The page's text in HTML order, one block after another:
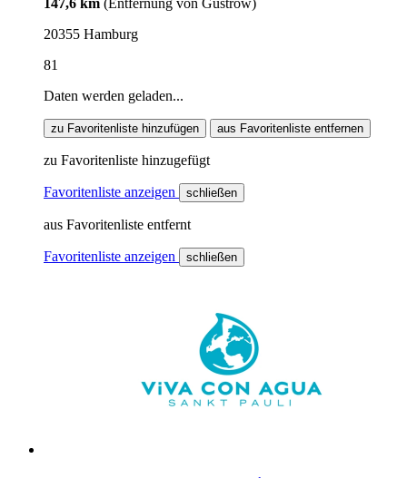
20355 Hamburg
81
Daten werden geladen...
zu Favoritenliste hinzufügen aus Favoritenliste entfernen
zu Favoritenliste hinzugefügt
Favoritenliste anzeigen schließen
aus Favoritenliste entfernt
Favoritenliste anzeigen schließen